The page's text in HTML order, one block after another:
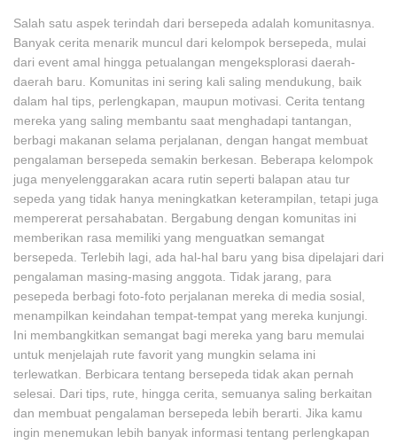
Salah satu aspek terindah dari bersepeda adalah komunitasnya.
Banyak cerita menarik muncul dari kelompok bersepeda, mulai
dari event amal hingga petualangan mengeksplorasi daerah-
daerah baru. Komunitas ini sering kali saling mendukung, baik
dalam hal tips, perlengkapan, maupun motivasi. Cerita tentang
mereka yang saling membantu saat menghadapi tantangan,
berbagi makanan selama perjalanan, dengan hangat membuat
pengalaman bersepeda semakin berkesan. Beberapa kelompok
juga menyelenggarakan acara rutin seperti balapan atau tur
sepeda yang tidak hanya meningkatkan keterampilan, tetapi juga
mempererat persahabatan. Bergabung dengan komunitas ini
memberikan rasa memiliki yang menguatkan semangat
bersepeda. Terlebih lagi, ada hal-hal baru yang bisa dipelajari dari
pengalaman masing-masing anggota. Tidak jarang, para
pesepeda berbagi foto-foto perjalanan mereka di media sosial,
menampilkan keindahan tempat-tempat yang mereka kunjungi.
Ini membangkitkan semangat bagi mereka yang baru memulai
untuk menjelajah rute favorit yang mungkin selama ini
terlewatkan. Berbicara tentang bersepeda tidak akan pernah
selesai. Dari tips, rute, hingga cerita, semuanya saling berkaitan
dan membuat pengalaman bersepeda lebih berarti. Jika kamu
ingin menemukan lebih banyak informasi tentang perlengkapan